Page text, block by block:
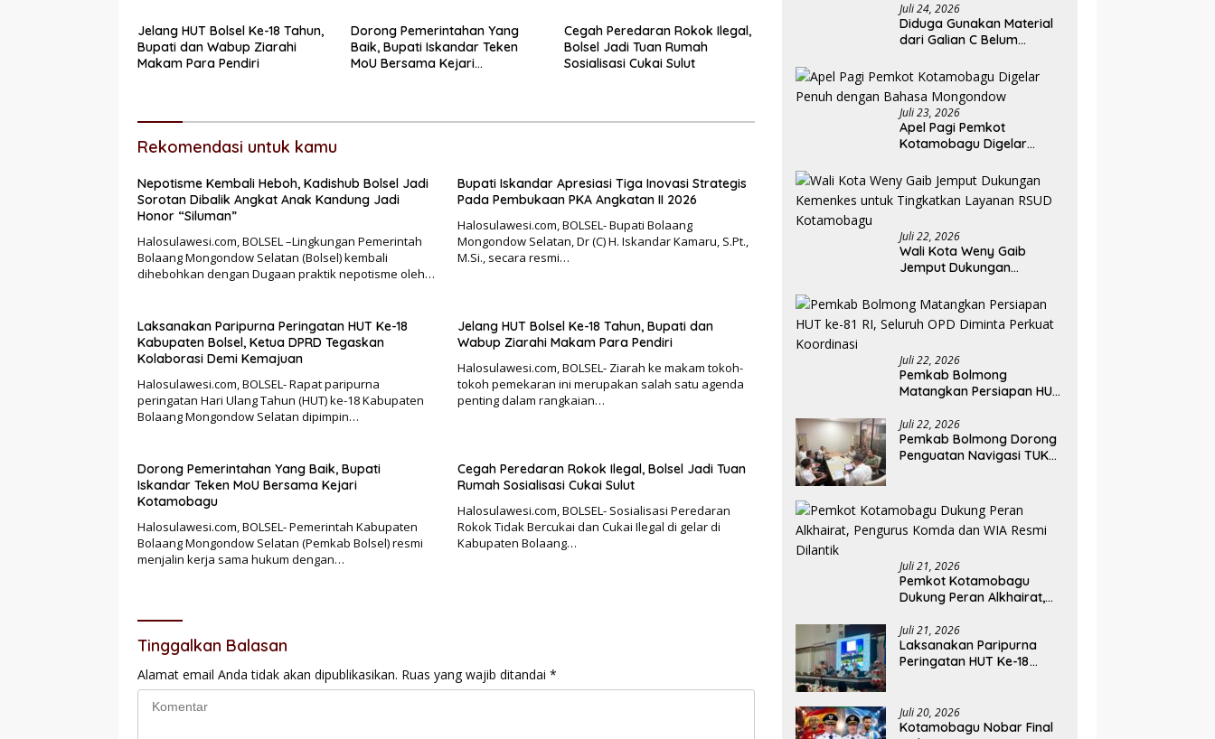
Jelang HUT Bolsel Ke-18 Tahun,
Bupati dan Wabup Ziarahi
Makam Para Pendiri
Dorong Pemerintahan Yang
Baik, Bupati Iskandar Teken
MoU Bersama Kejari
Cegah Peredaran Rokok Ilegal,
Bolsel Jadi Tuan Rumah
Sosialisasi Cukai Sulut
Rekomendasi untuk kamu
Nepotisme Kembali Heboh, Kadishub Bolsel Jadi
Sorotan Dibalik Angkat Anak Kandung Jadi
Honor “Siluman”
Halosulawesi.com, BOLSEL –Lingkungan Pemerintah
Bolaang Mongondow Selatan (Bolsel) kembali
dihebohkan dengan Dugaan praktik nepotisme oleh…
Bupati Iskandar Apresiasi Tiga Inovasi Strategis
Pada Pembukaan PKA Angkatan II 2026
Halosulawesi.com, BOLSEL- Bupati Bolaang
Mongondow Selatan, Dr (C) H. Iskandar Kamaru, S.Pt.,
M.Si., secara resmi…
Laksanakan Paripurna Peringatan HUT Ke-18
Kabupaten Bolsel, Ketua DPRD Tegaskan
Kolaborasi Demi Kemajuan
Halosulawesi.com, BOLSEL- Rapat paripurna
peringatan Hari Ulang Tahun (HUT) ke-18 Kabupaten
Bolaang Mongondow Selatan dipimpin…
Jelang HUT Bolsel Ke-18 Tahun, Bupati dan
Wabup Ziarahi Makam Para Pendiri
Halosulawesi.com, BOLSEL- Ziarah ke makam tokoh-
tokoh pemekaran ini merupakan salah satu agenda
penting dalam rangkaian…
Dorong Pemerintahan Yang Baik, Bupati
Iskandar Teken MoU Bersama Kejari
Kotamobagu
Halosulawesi.com, BOLSEL- Pemerintah Kabupaten
Bolaang Mongondow Selatan (Pemkab Bolsel) resmi
menjalin kerja sama hukum dengan…
Cegah Peredaran Rokok Ilegal, Bolsel Jadi Tuan
Rumah Sosialisasi Cukai Sulut
Halosulawesi.com, BOLSEL- Sosialisasi Peredaran
Rokok Tidak Bercukai dan Cukai Ilegal di gelar di
Kabupaten Bolaang…
Tinggalkan Balasan
Alamat email Anda tidak akan dipublikasikan. Ruas yang wajib ditandai *
Juli 24, 2026
Diduga Gunakan Material
dari Galian C Belum
RS Pratama Boltim Disorot
Juli 23, 2026
Apel Pagi Pemkot
Kotamobagu Digelar
Mongondow
Juli 22, 2026
Wali Kota Weny Gaib
Jemput Dukungan
Tingkatkan Layanan RSUD
Kotamobagu
Juli 22, 2026
Pemkab Bolmong
Matangkan Persiapan HUT
Diminta Perkuat
Koordinasi
Juli 22, 2026
Pemkab Bolmong Dorong
Penguatan Navigasi TUKS
Juli 21, 2026
Pemkot Kotamobagu
Dukung Peran Alkhairat,
Resmi Dilantik
Juli 21, 2026
Laksanakan Paripurna
Peringatan HUT Ke-18
Kolaborasi Demi
Kemajuan
Juli 20, 2026
Kotamobagu Nobar Final